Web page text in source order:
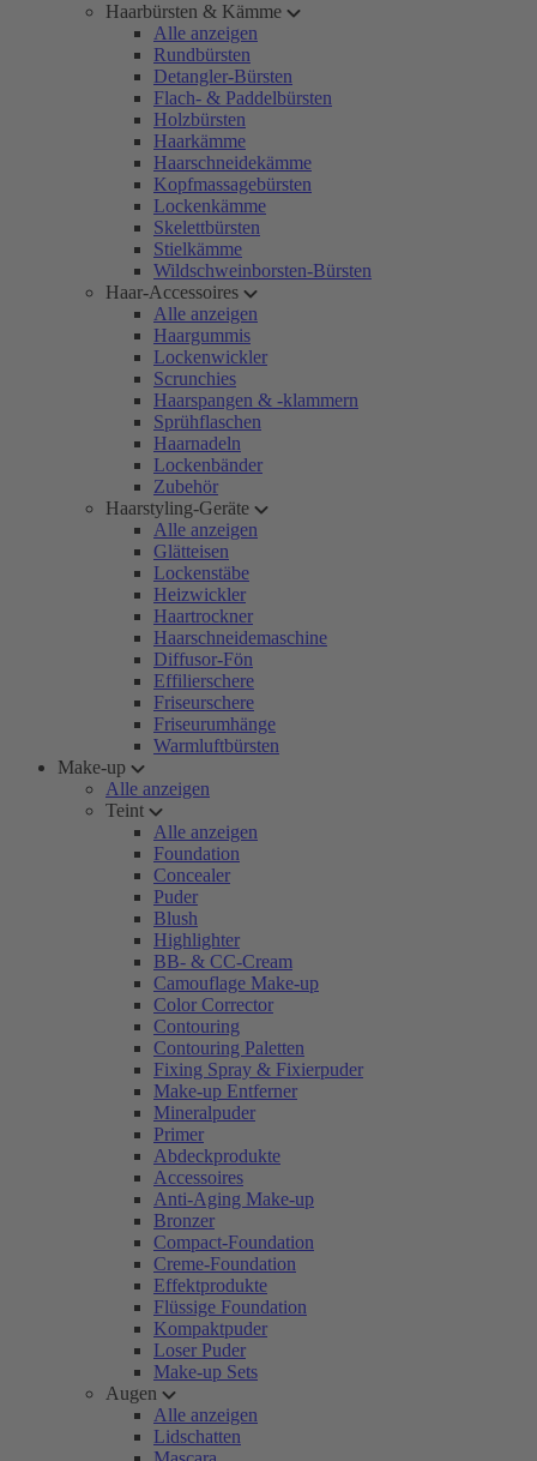
Haarbürsten & Kämme
Alle anzeigen
Rundbürsten
Detangler-Bürsten
Flach- & Paddelbürsten
Holzbürsten
Haarkämme
Haarschneidekämme
Kopfmassagebürsten
Lockenkämme
Skelettbürsten
Stielkämme
Wildschweinborsten-Bürsten
Haar-Accessoires
Alle anzeigen
Haargummis
Lockenwickler
Scrunchies
Haarspangen & -klammern
Sprühflaschen
Haarnadeln
Lockenbänder
Zubehör
Haarstyling-Geräte
Alle anzeigen
Glätteisen
Lockenstäbe
Heizwickler
Haartrockner
Haarschneidemaschine
Diffusor-Fön
Effilierschere
Friseurschere
Friseurumhänge
Warmluftbürsten
Make-up
Alle anzeigen
Teint
Alle anzeigen
Foundation
Concealer
Puder
Blush
Highlighter
BB- & CC-Cream
Camouflage Make-up
Color Corrector
Contouring
Contouring Paletten
Fixing Spray & Fixierpuder
Make-up Entferner
Mineralpuder
Primer
Abdeckprodukte
Accessoires
Anti-Aging Make-up
Bronzer
Compact-Foundation
Creme-Foundation
Effektprodukte
Flüssige Foundation
Kompaktpuder
Loser Puder
Make-up Sets
Augen
Alle anzeigen
Lidschatten